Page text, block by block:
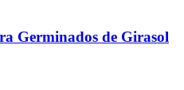
Germinados de Girasol